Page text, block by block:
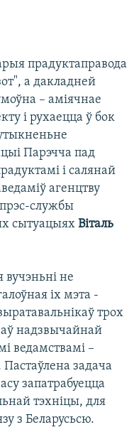
прадуктаправода
а дакладней
– аміячнае
і рухаецца ў бок
Парэчча пад
і салянай
агенцтву
службы
сытуацыях Віталь
вучэньні не
іх мэта -
трох
надзвычайнай
ведамствамі –
задача
запатрабуецца
тэхніцы, для
з Беларусьсю.